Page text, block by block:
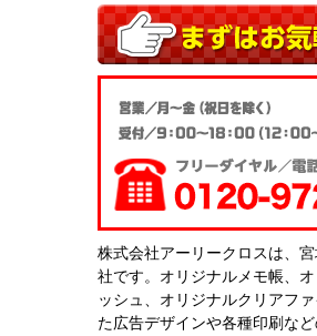
株式会社アーリークロスは、
社です。オリジナルメモ帳、
ッシュ、オリジナルクリアフ
た広告デザインや各種印刷な